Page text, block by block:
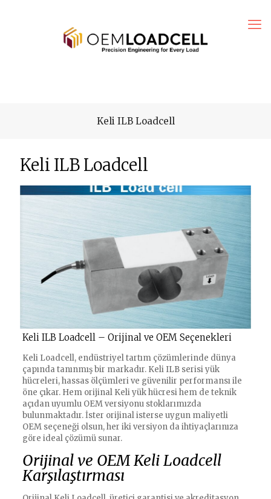
Keli ILB Loadcell
Keli ILB Loadcell
Keli ILB Loadcell – Orijinal ve OEM Seçenekleri
Keli Loadcell, endüstriyel tartım çözümlerinde dünya
çapında tanınmış bir markadır. Keli ILB serisi yük
hücreleri, hassas ölçümleri ve güvenilir performansı ile
öne çıkar. Hem orijinal Keli yük hücresi hem de teknik
açıdan uyumlu OEM versiyonu stoklarımızda
bulunmaktadır. İster orijinal isterse uygun maliyetli
OEM seçeneği olsun, her iki versiyon da ihtiyaçlarınıza
göre ideal çözümü sunar.
Orijinal ve OEM Keli Loadcell
Karşılaştırması